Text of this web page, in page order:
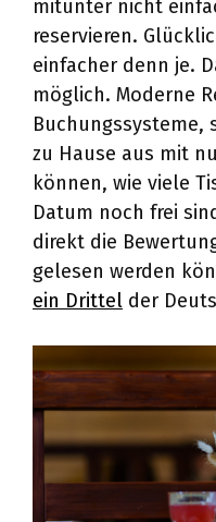
mitunter nicht
reservieren.
einfacher denn je.
möglich. Moderne
Buchungssysteme,
zu Hause aus mit
können, wie viele
Datum noch frei
direkt die
gelesen werden
ein Drittel der